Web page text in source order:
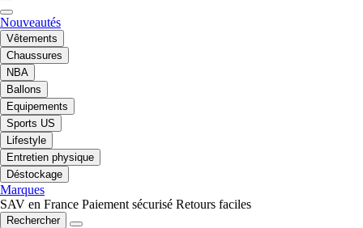
Nouveautés
Vêtements
Chaussures
NBA
Ballons
Equipements
Sports US
Lifestyle
Entretien physique
Déstockage
Marques
SAV en France Paiement sécurisé Retours faciles
Rechercher